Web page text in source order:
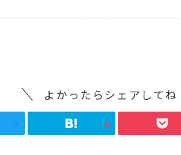
よかったらシェアしてね